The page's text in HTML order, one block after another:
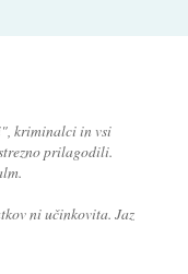
kriminalci in vsi
prilagodili.
ni učinkovita. Jaz